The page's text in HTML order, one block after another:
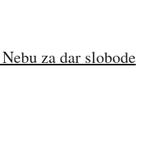
za dar slobode